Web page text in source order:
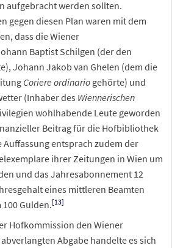
aufgebracht werden sollten.
gegen diesen Plan waren mit dem
dass die Wiener
Baptist Schilgen (der den
Johann Jakob van Ghelen (dem die
Coriere ordinario gehörte) und
(Inhaber des Wiennerischen
wohlhabende Leute geworden
Beitrag für die Hofbibliothek
Auffassung entsprach zudem der
ihrer Zeitungen in Wien um
und das Jahresabonnement 12
eines mittleren Beamten
Gulden.[13]
Hofkommission den Wiener
Abgabe handelte es sich